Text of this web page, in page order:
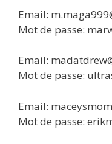
Email:
Mot de passe:
Email:
Mot de passe:
Email:
Mot de passe: